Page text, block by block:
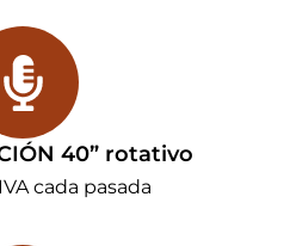
40” rotativo
cada pasada